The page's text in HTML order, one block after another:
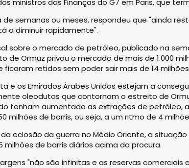
ministros das Finanças do G7 em Paris, que
semanas ou meses, respondeu que "ainda
a diminuir rapidamente".
sobre o mercado de petróleo, publicado na
de Ormuz privou o mercado de mais de 1.000
ficaram retidos sem poder sair mais de 14
e os Emirados Árabes Unidos estejam a
oleodutos que contornam o estreito de
tenham aumentado as extrações de petróleo,
milhões de barris, ou seja, a um ritmo de 4
eclosão da guerra no Médio Oriente, a
milhões de barris diários acima da procura.
"não são infinitas e as reservas comerciais